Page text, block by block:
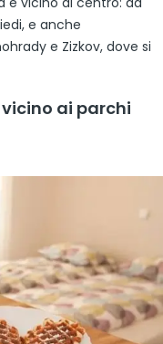
e anche
e Zizkov, dove si
ai parchi